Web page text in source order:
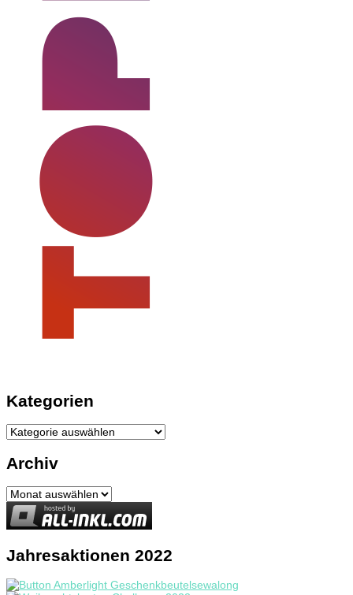
Kategorien
Kategorien
Archiv
Archiv
Jahresaktionen 2022